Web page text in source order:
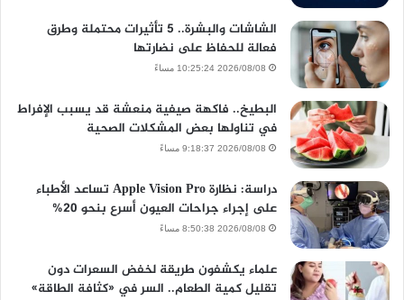
الشاشات والبشرة.. 5 تأثيرات محتملة وطرق
فعالة للحفاظ على نضارتها
2026/08/08 10:25:24 مساءً
البطيخ.. فاكهة صيفية منعشة قد يسبب الإفراط
في تناولها بعض المشكلات الصحية
2026/08/08 9:18:37 مساءً
دراسة: نظارة Apple Vision Pro تساعد الأطباء
على إجراء جراحات العيون أسرع بنحو 20%
2026/08/08 8:50:38 مساءً
علماء يكشفون طريقة لخفض السعرات دون
تقليل كمية الطعام.. السر في «كثافة الطاقة»